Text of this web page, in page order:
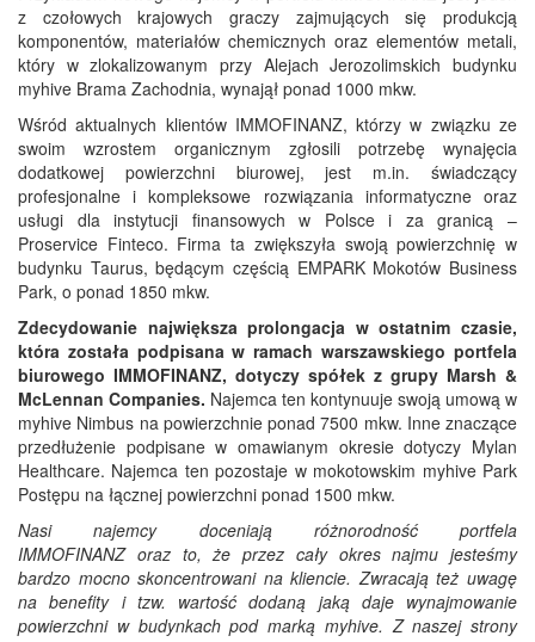
z czołowych krajowych graczy zajmujących się produkcją
komponentów, materiałów chemicznych oraz elementów metali,
który w zlokalizowanym przy Alejach Jerozolimskich budynku
myhive Brama Zachodnia, wynajął ponad 1000 mkw.
Wśród aktualnych klientów IMMOFINANZ, którzy w związku ze
swoim wzrostem organicznym zgłosili potrzebę wynajęcia
dodatkowej powierzchni biurowej, jest m.in. świadczący
profesjonalne i kompleksowe rozwiązania informatyczne oraz
usługi dla instytucji finansowych w Polsce i za granicą –
Proservice Finteco. Firma ta zwiększyła swoją powierzchnię w
budynku Taurus, będącym częścią EMPARK Mokotów Business
Park, o ponad 1850 mkw.
Zdecydowanie największa prolongacja w ostatnim czasie,
która została podpisana w ramach warszawskiego portfela
biurowego IMMOFINANZ, dotyczy spółek z grupy Marsh &
McLennan Companies. Najemca ten kontynuuje swoją umową w
myhive Nimbus na powierzchnie ponad 7500 mkw. Inne znaczące
przedłużenie podpisane w omawianym okresie dotyczy Mylan
Healthcare. Najemca ten pozostaje w mokotowskim myhive Park
Postępu na łącznej powierzchni ponad 1500 mkw.
Nasi najemcy doceniają różnorodność portfela
IMMOFINANZ oraz to, że przez cały okres najmu jesteśmy
bardzo mocno skoncentrowani na kliencie. Zwracają też uwagę
na benefity i tzw. wartość dodaną jaką daje wynajmowanie
powierzchni w budynkach pod marką myhive. Z naszej strony